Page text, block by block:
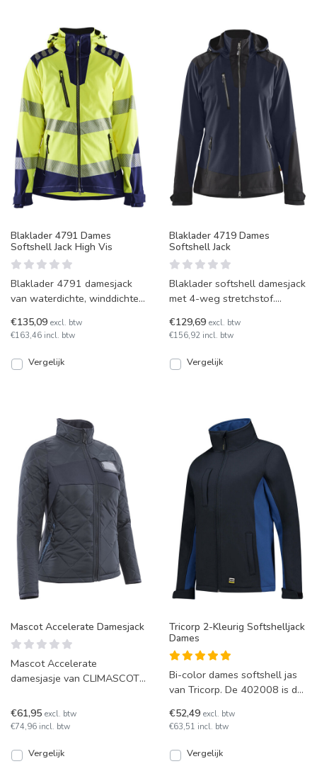
Blaklader 4791 Dames
Softshell Jack High Vis
Blaklader 4791 damesjack
van waterdichte, winddichte
combikleuren. Met afn
€135,09 excl. btw
€163,46 incl. btw
Vergelijk
Blaklader 4719 Dames
Softshell Jack
Blaklader softshell damesjack
met 4-weg stretchstof.
vier kleuren en mat
€129,69 excl. btw
€156,92 incl. btw
Vergelijk
Mascot Accelerate Damesjack
Mascot Accelerate
damesjasje van CLIMASCOT®
eigenschappen en dunne
voering
€61,95 excl. btw
€74,96 incl. btw
Vergelijk
Tricorp 2-Kleurig Softshelljack
Dames
Bi-color dames softshell jas
van Tricorp. De 402008 is de
TJ2000.
€52,49 excl. btw
€63,51 incl. btw
Vergelijk